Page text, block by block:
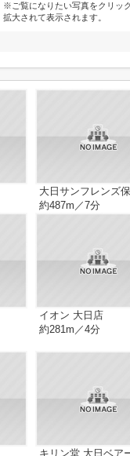
※ご覧になりたい写真をクリッ
拡大されて表示されます。
大日サンフレンズ
約487m／7分
イオン 大日店
約281m／4分
キリン堂 大日ベア